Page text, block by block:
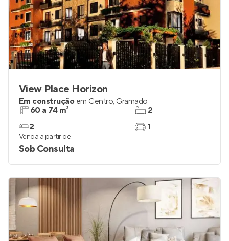
View Place Horizon
Em construção em Centro, Gramado
60 a 74 m²
2
2
1
Venda a partir de
Sob Consulta